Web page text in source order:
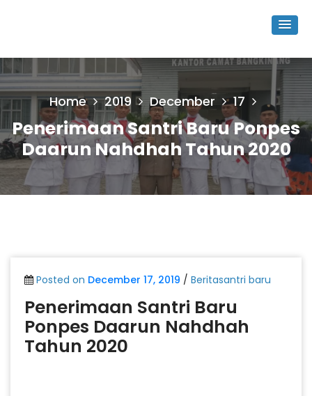
Home 2019 December 17
Penerimaan Santri Baru Ponpes
Daarun Nahdhah Tahun 2020
Posted on December 17, 2019 / Beritasantri baru
Penerimaan Santri Baru
Ponpes Daarun Nahdhah
Tahun 2020